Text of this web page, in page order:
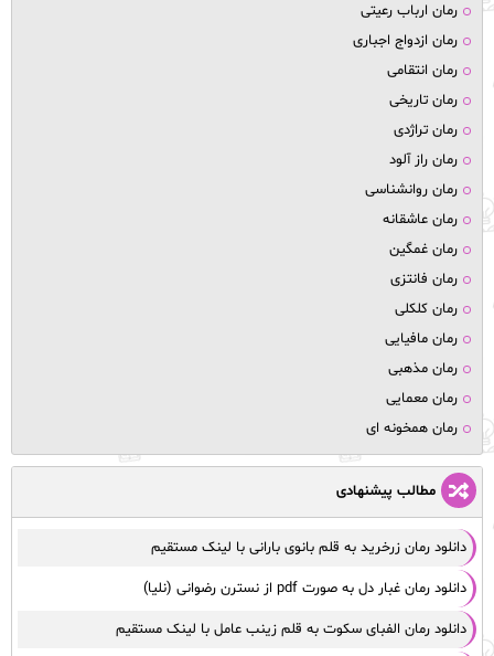
رمان ارباب رعیتی
رمان ازدواج اجباری
رمان انتقامی
رمان تاریخی
رمان تراژدی
رمان راز آلود
رمان روانشناسی
رمان عاشقانه
رمان غمگین
رمان فانتزی
رمان کلکلی
رمان مافیایی
رمان مذهبی
رمان معمایی
رمان همخونه ای
مطالب پیشنهادی
دانلود رمان زرخرید به قلم بانوی بارانی با لینک مستقیم
دانلود رمان غبار دل به صورت pdf از نسترن رضوانی (نلیا)
دانلود رمان الفبای سکوت به قلم زینب عامل با لینک مستقیم